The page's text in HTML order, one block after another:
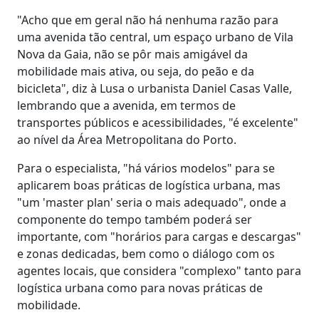
"Acho que em geral não há nenhuma razão para
uma avenida tão central, um espaço urbano de Vila
Nova da Gaia, não se pôr mais amigável da
mobilidade mais ativa, ou seja, do peão e da
bicicleta", diz à Lusa o urbanista Daniel Casas Valle,
lembrando que a avenida, em termos de
transportes públicos e acessibilidades, "é excelente"
ao nível da Área Metropolitana do Porto.
Para o especialista, "há vários modelos" para se
aplicarem boas práticas de logística urbana, mas
"um 'master plan' seria o mais adequado", onde a
componente do tempo também poderá ser
importante, com "horários para cargas e descargas"
e zonas dedicadas, bem como o diálogo com os
agentes locais, que considera "complexo" tanto para
logística urbana como para novas práticas de
mobilidade.